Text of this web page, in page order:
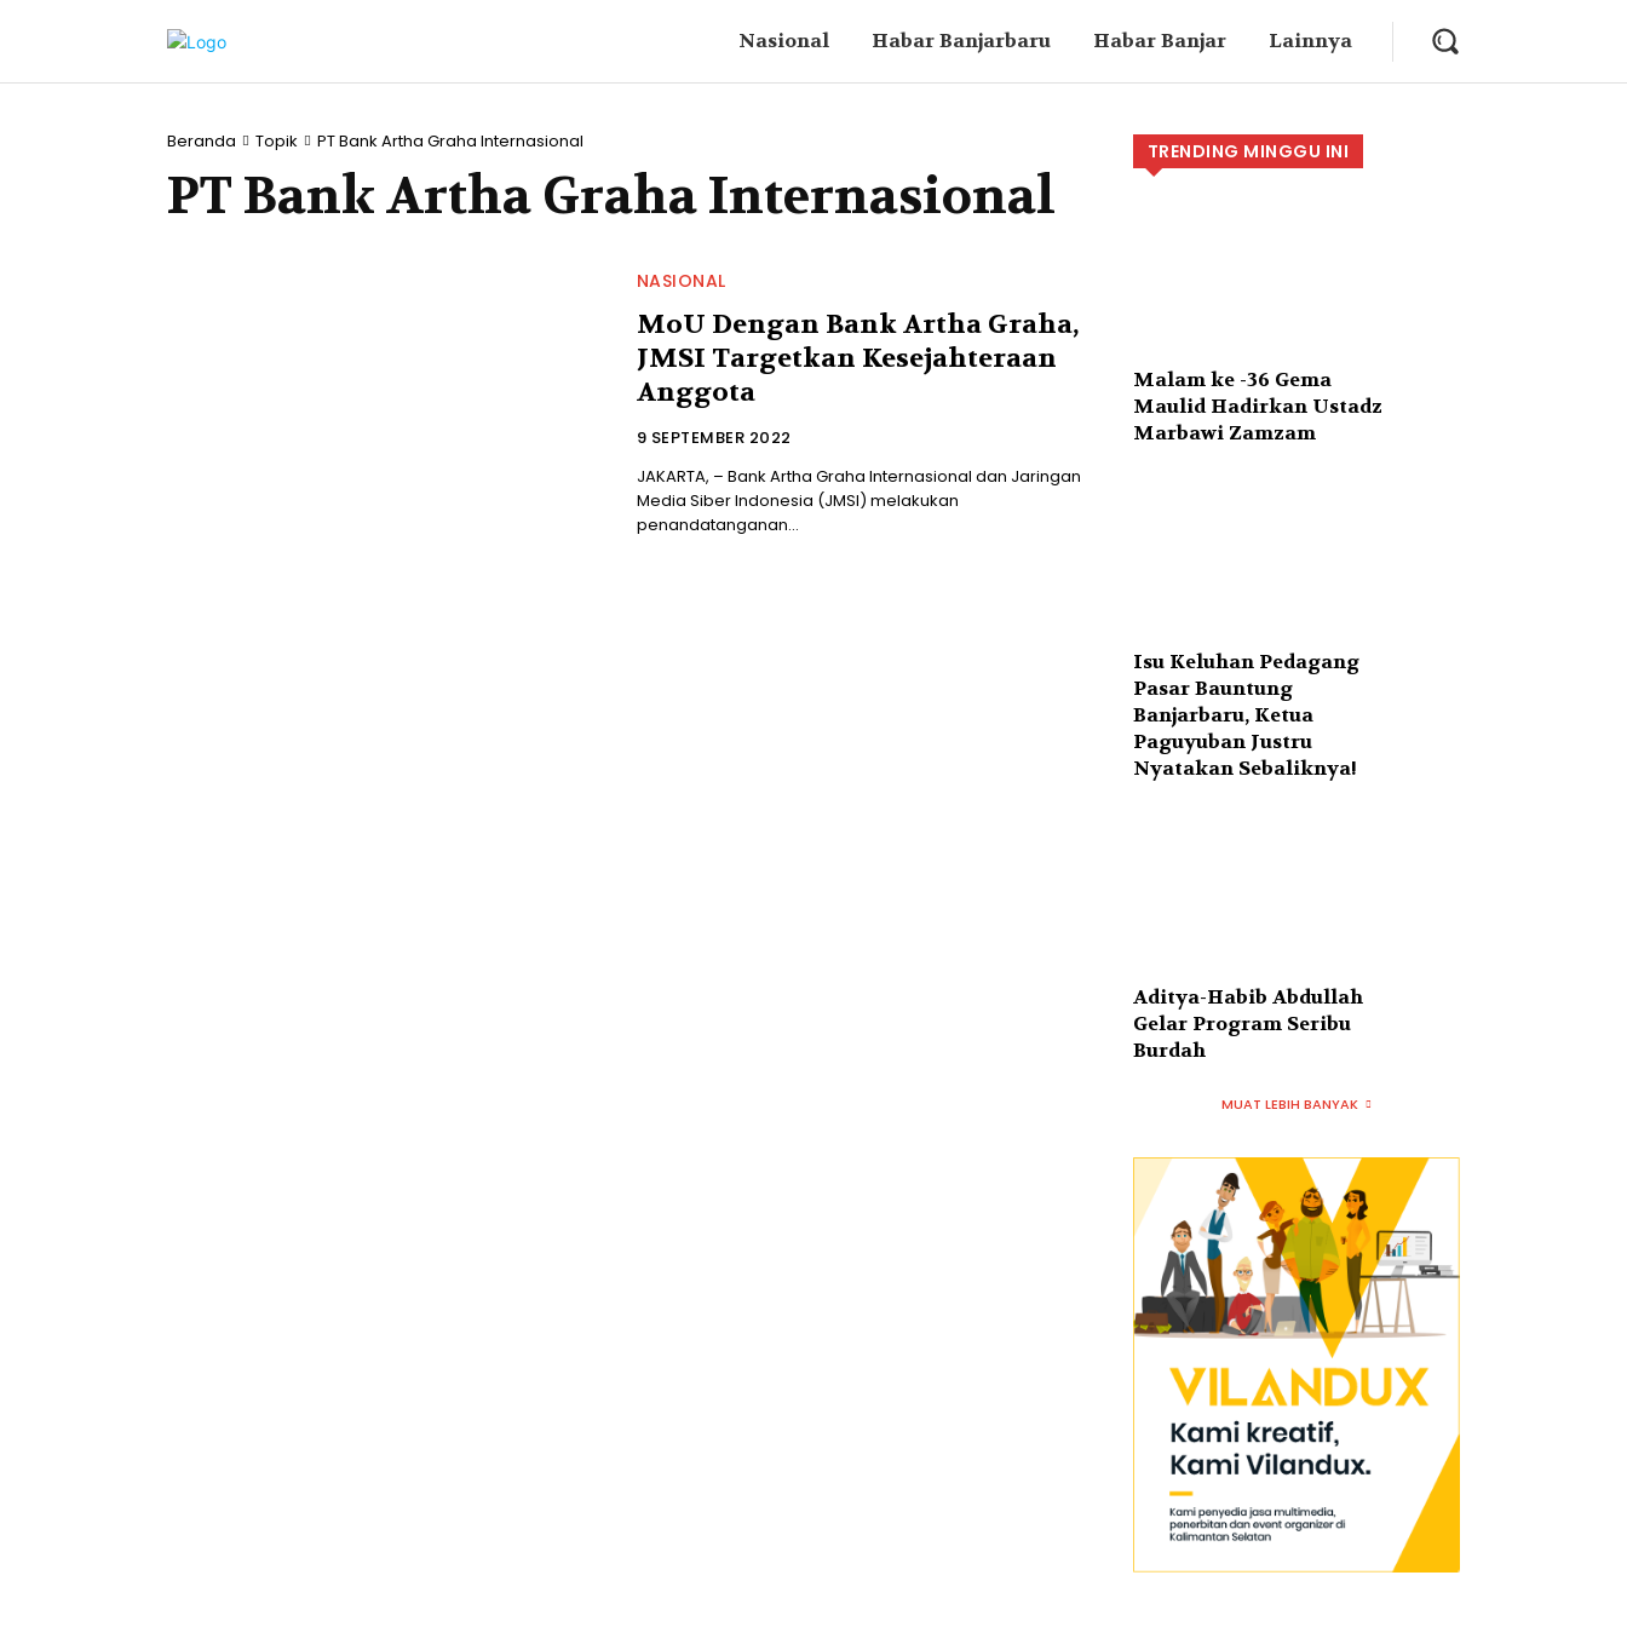
Nasional Habar Banjarbaru Habar Banjar Lainnya
Beranda Topik PT Bank Artha Graha Internasional
PT Bank Artha Graha Internasional
NASIONAL
MoU Dengan Bank Artha Graha,
JMSI Targetkan Kesejahteraan
Anggota
9 SEPTEMBER 2022
JAKARTA, – Bank Artha Graha Internasional dan Jaringan
Media Siber Indonesia (JMSI) melakukan
penandatanganan...
TRENDING MINGGU INI
Malam ke -36 Gema
Maulid Hadirkan Ustadz
Marbawi Zamzam
Isu Keluhan Pedagang
Pasar Bauntung
Banjarbaru, Ketua
Paguyuban Justru
Nyatakan Sebaliknya!
Aditya-Habib Abdullah
Gelar Program Seribu
Burdah
MUAT LEBIH BANYAK